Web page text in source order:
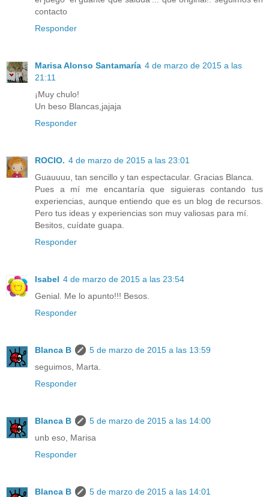
contacto
Responder
Marisa Alonso Santamaría 4 de marzo de 2015 a las
21:11
¡Muy chulo!
Un beso Blancas,jajaja
Responder
ROCIO. 4 de marzo de 2015 a las 23:01
Guauuuu, tan sencillo y tan espectacular. Gracias Blanca.
Pues a mí me encantaría que siguieras contando tus
experiencias, aunque entiendo que es un blog de recursos.
Pero tus ideas y experiencias son muy valiosas para mí.
Besitos, cuídate guapa.
Responder
Isabel 4 de marzo de 2015 a las 23:54
Genial. Me lo apunto!!! Besos.
Responder
Blanca B
5 de marzo de 2015 a las 13:59
seguimos, Marta.
Responder
Blanca B
5 de marzo de 2015 a las 14:00
unb eso, Marisa
Responder
Blanca B
5 de marzo de 2015 a las 14:01